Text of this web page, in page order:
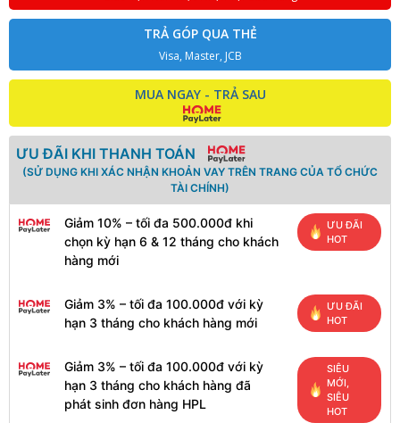
TRẢ GÓP QUA THẺ
Visa, Master, JCB
MUA NGAY - TRẢ SAU
ƯU ĐÃI KHI THANH TOÁN
(SỬ DỤNG KHI XÁC NHẬN KHOẢN VAY TRÊN TRANG CỦA TỔ CHỨC
TÀI CHÍNH)
Giảm 10% – tối đa 500.000đ khi
chọn kỳ hạn 6 & 12 tháng cho khách
hàng mới
ƯU ĐÃI
HOT
Giảm 3% – tối đa 100.000đ với kỳ
hạn 3 tháng cho khách hàng mới
ƯU ĐÃI
HOT
Giảm 3% – tối đa 100.000đ với kỳ
hạn 3 tháng cho khách hàng đã
phát sinh đơn hàng HPL
SIÊU
MỚI,
SIÊU
HOT